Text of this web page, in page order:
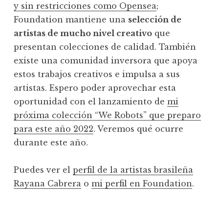
y sin restricciones como Opensea;
Foundation mantiene una selección de
artistas de mucho nivel creativo que
presentan colecciones de calidad. También
existe una comunidad inversora que apoya
estos trabajos creativos e impulsa a sus
artistas. Espero poder aprovechar esta
oportunidad con el lanzamiento de mi
próxima colección “We Robots” que preparo
para este año 2022. Veremos qué ocurre
durante este año.
Puedes ver el perfil de la artistas brasileña
Rayana Cabrera o mi perfil en Foundation.